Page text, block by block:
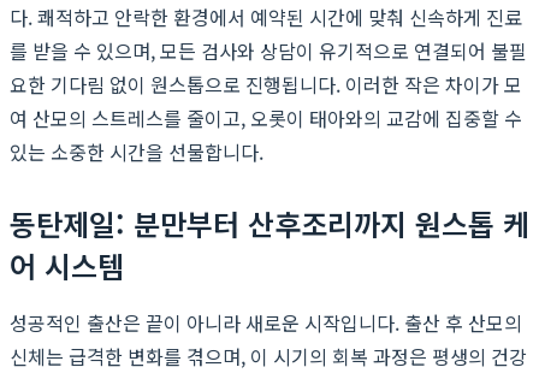
다. 쾌적하고 안락한 환경에서 예약된 시간에 맞춰 신속하게 진료
를 받을 수 있으며, 모든 검사와 상담이 유기적으로 연결되어 불필
요한 기다림 없이 원스톱으로 진행됩니다. 이러한 작은 차이가 모
여 산모의 스트레스를 줄이고, 오롯이 태아와의 교감에 집중할 수
있는 소중한 시간을 선물합니다.
동탄제일: 분만부터 산후조리까지 원스톱 케
어 시스템
성공적인 출산은 끝이 아니라 새로운 시작입니다. 출산 후 산모의
신체는 급격한 변화를 겪으며, 이 시기의 회복 과정은 평생의 건강